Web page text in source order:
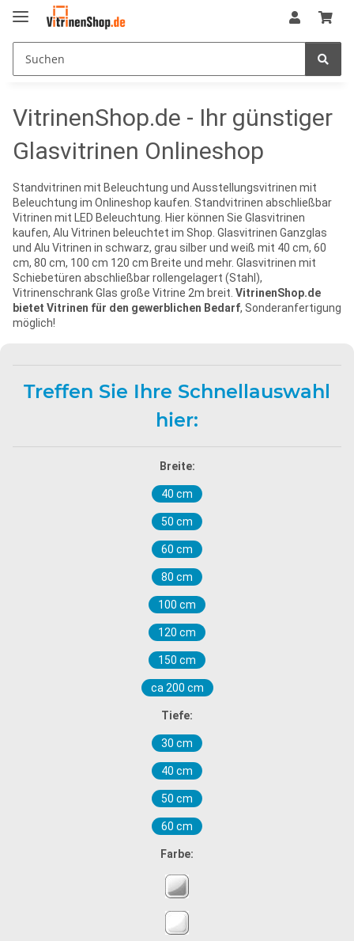
VitrinenShop.de - Ihr günstiger
Glasvitrinen Onlineshop
Standvitrinen mit Beleuchtung und Ausstellungsvitrinen mit
Beleuchtung im Onlineshop kaufen. Standvitrinen abschließbar
Vitrinen mit LED Beleuchtung. Hier können Sie Glasvitrinen
kaufen, Alu Vitrinen beleuchtet im Shop. Glasvitrinen Ganzglas
und Alu Vitrinen in schwarz, grau silber und weiß mit 40 cm, 60
cm, 80 cm, 100 cm 120 cm Breite und mehr. Glasvitrinen mit
Schiebetüren abschließbar rollengelagert (Stahl),
Vitrinenschrank Glas große Vitrine 2m breit. VitrinenShop.de
bietet Vitrinen für den gewerblichen Bedarf, Sonderanfertigung
möglich!
Treffen Sie Ihre Schnellauswahl
hier:
Breite:
40 cm
50 cm
60 cm
80 cm
100 cm
120 cm
150 cm
ca 200 cm
Tiefe:
30 cm
40 cm
50 cm
60 cm
Farbe: